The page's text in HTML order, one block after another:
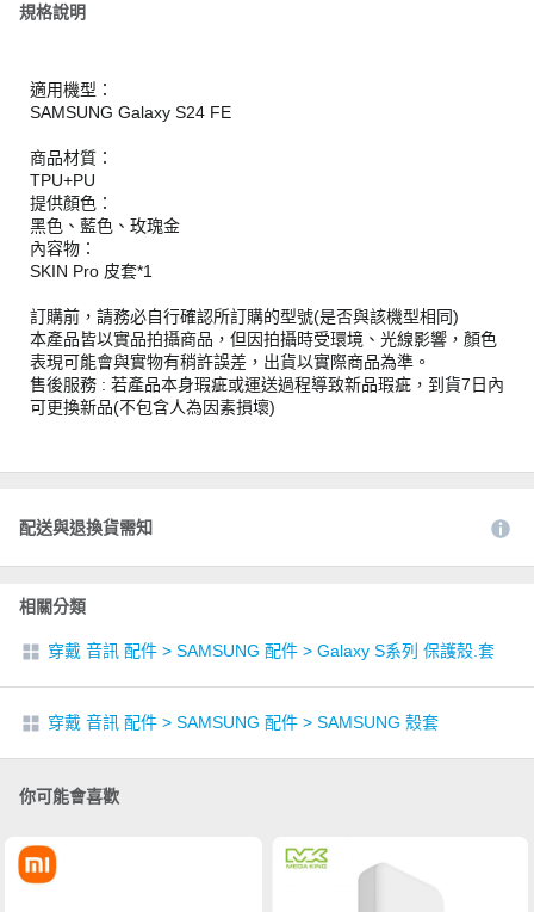
規格說明
適用機型：
SAMSUNG Galaxy S24 FE
商品材質：
TPU+PU
提供顏色：
黑色、藍色、玫瑰金
內容物：
SKIN Pro 皮套*1
訂購前，請務必自行確認所訂購的型號(是否與該機型相同)
本產品皆以實品拍攝商品，但因拍攝時受環境、光線影響，顏色
表現可能會與實物有稍許誤差，出貨以實際商品為準。
售後服務 : 若產品本身瑕疵或運送過程導致新品瑕疵，到貨7日內
可更換新品(不包含人為因素損壞)
配送與退換貨需知
相關分類
穿戴 音訊 配件 > SAMSUNG 配件 > Galaxy S系列 保護殼.套
穿戴 音訊 配件 > SAMSUNG 配件 > SAMSUNG 殼套
你可能會喜歡